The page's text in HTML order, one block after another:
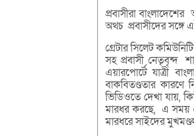
প্রবাসীরা
অথচ প্রবাসীদের
গ্রেটার সিলেট
সহ প্রবাসী নেতৃবৃন্দ
এয়ারপোর্টে যাত্রী
বাকবিতণ্ডতার কারণে
ভিডিওতে দেখা যায়,
মারধর করছে, এ সময়
মারধরে সাইদের